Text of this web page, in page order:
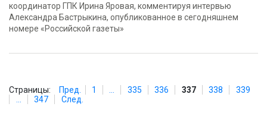
координатор ГПК Ирина Яровая, комментируя интервью
Александра Бастрыкина, опубликованное в сегодняшнем
номере «Российской газеты»
Страницы: Пред. 1 335 336 337 338
339
347 След.